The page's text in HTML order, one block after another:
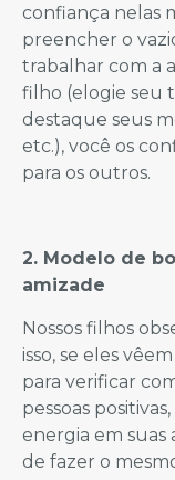
confiança nelas
preencher o
trabalhar com a
filho (elogie seu
destaque seus
etc.), você os
para os outros.
2. Modelo de
amizade
Nossos filhos
isso, se eles
para verificar
pessoas
energia em suas
de fazer o